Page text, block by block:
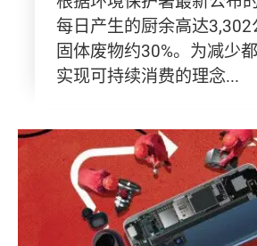
每日产生的厨余高达
固体废物约30%。为减少
实现可持续消费的理念...